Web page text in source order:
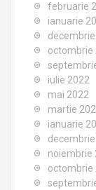
februarie
ianuarie
octombrie
iulie 2022
mai 2022
martie
ianuarie
decembrie
noiembrie
octombrie